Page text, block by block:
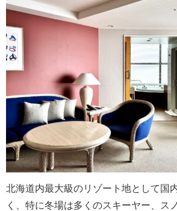
北海道内最大級のリゾート地として国
く、特に冬場は多くのスキーヤー、ス